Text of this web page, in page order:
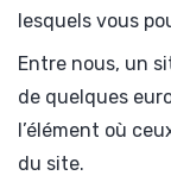
lesquels vous
Entre nous, un
de quelques
l’élément où
du site.